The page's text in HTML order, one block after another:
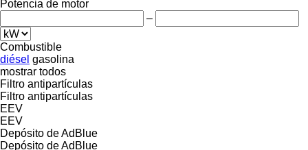
Potencia de motor
–
Combustible
diésel gasolina
mostrar todos
Filtro antipartículas
Filtro antipartículas
EEV
EEV
Depósito de AdBlue
Depósito de AdBlue